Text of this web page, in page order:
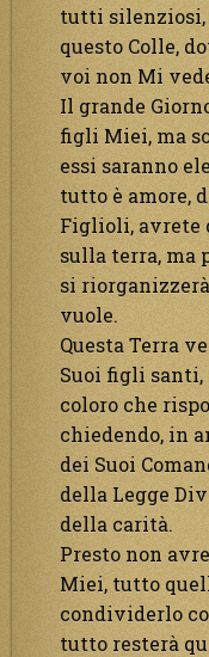
tutti silenziosi,
questo Colle,
voi non Mi
Il grande
figli Miei, ma
essi saranno
tutto è amore,
Figlioli, avrete
sulla terra, ma
si
vuole.
Questa Terra
Suoi figli
coloro che
chiedendo, in
dei Suoi
della Legge
della carità.
Presto non
Miei, tutto
condividerlo
tutto resterà